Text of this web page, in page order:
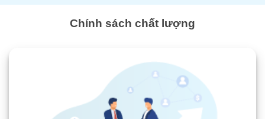
Chính sách chất lượng